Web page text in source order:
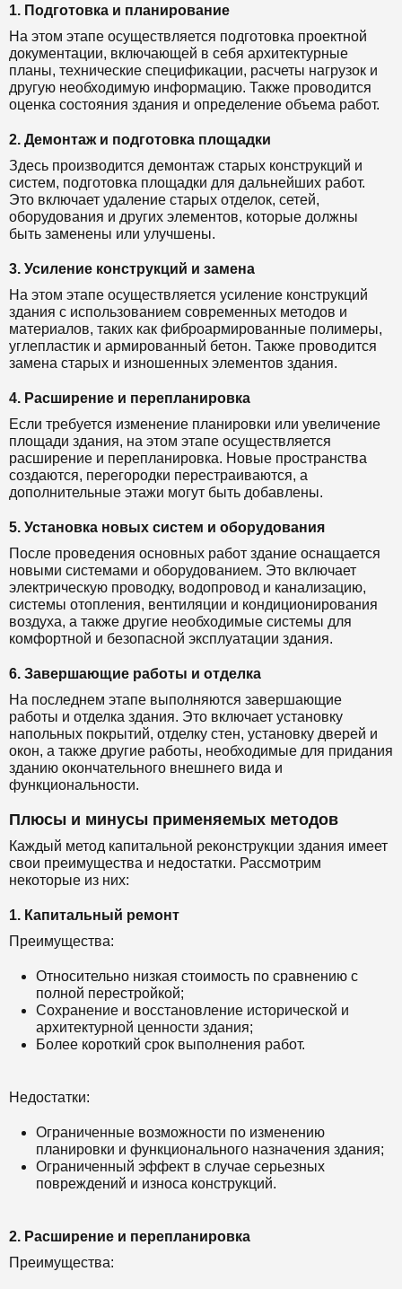
1. Подготовка и планирование
На этом этапе осуществляется подготовка проектной
документации, включающей в себя архитектурные
планы, технические спецификации, расчеты нагрузок и
другую необходимую информацию. Также проводится
оценка состояния здания и определение объема работ.
2. Демонтаж и подготовка площадки
Здесь производится демонтаж старых конструкций и
систем, подготовка площадки для дальнейших работ.
Это включает удаление старых отделок, сетей,
оборудования и других элементов, которые должны
быть заменены или улучшены.
3. Усиление конструкций и замена
На этом этапе осуществляется усиление конструкций
здания с использованием современных методов и
материалов, таких как фиброармированные полимеры,
углепластик и армированный бетон. Также проводится
замена старых и изношенных элементов здания.
4. Расширение и перепланировка
Если требуется изменение планировки или увеличение
площади здания, на этом этапе осуществляется
расширение и перепланировка. Новые пространства
создаются, перегородки перестраиваются, а
дополнительные этажи могут быть добавлены.
5. Установка новых систем и оборудования
После проведения основных работ здание оснащается
новыми системами и оборудованием. Это включает
электрическую проводку, водопровод и канализацию,
системы отопления, вентиляции и кондиционирования
воздуха, а также другие необходимые системы для
комфортной и безопасной эксплуатации здания.
6. Завершающие работы и отделка
На последнем этапе выполняются завершающие
работы и отделка здания. Это включает установку
напольных покрытий, отделку стен, установку дверей и
окон, а также другие работы, необходимые для придания
зданию окончательного внешнего вида и
функциональности.
Плюсы и минусы применяемых методов
Каждый метод капитальной реконструкции здания имеет
свои преимущества и недостатки. Рассмотрим
некоторые из них:
1. Капитальный ремонт
Преимущества:
Относительно низкая стоимость по сравнению с
полной перестройкой;
Сохранение и восстановление исторической и
архитектурной ценности здания;
Более короткий срок выполнения работ.
Недостатки:
Ограниченные возможности по изменению
планировки и функционального назначения здания;
Ограниченный эффект в случае серьезных
повреждений и износа конструкций.
2. Расширение и перепланировка
Преимущества: